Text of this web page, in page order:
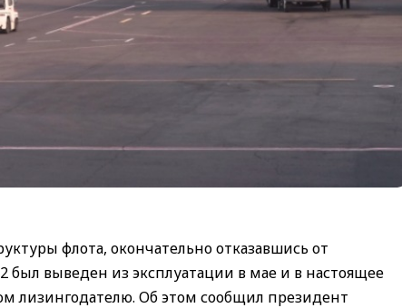
флота, окончательно отказавшись от
был выведен из эксплуатации в мае и в настоящее
лизингодателю. Об этом сообщил президент